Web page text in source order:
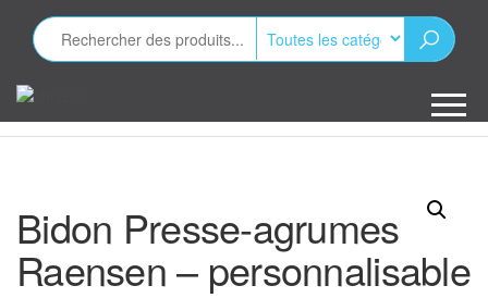
contenu
publicitaires
Bidon Presse-agrumes
Raensen – personnalisable